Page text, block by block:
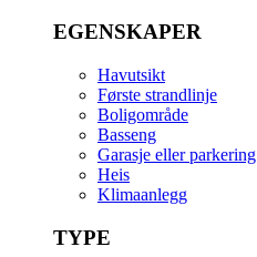
EGENSKAPER
Havutsikt
Første strandlinje
Boligområde
Basseng
Garasje eller parkering
Heis
Klimaanlegg
TYPE